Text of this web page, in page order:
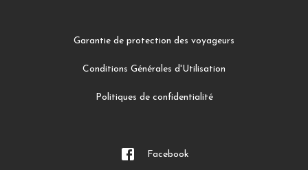
Garantie de protection des voyageurs
Conditions Générales d'Utilisation
Politiques de confidentialité
Facebook